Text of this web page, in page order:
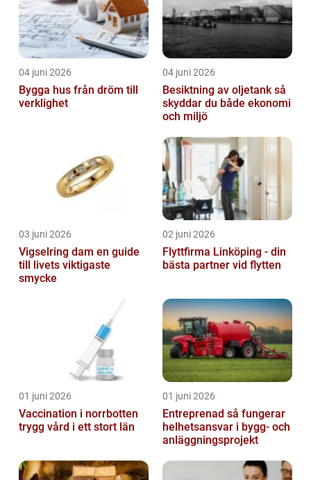
04 juni 2026
Bygga hus från dröm till
verklighet
04 juni 2026
Besiktning av oljetank så
skyddar du både ekonomi
och miljö
03 juni 2026
Vigselring dam en guide
till livets viktigaste
smycke
02 juni 2026
Flyttfirma Linköping - din
bästa partner vid flytten
01 juni 2026
Vaccination i norrbotten
trygg vård i ett stort län
01 juni 2026
Entreprenad så fungerar
helhetsansvar i bygg- och
anläggningsprojekt